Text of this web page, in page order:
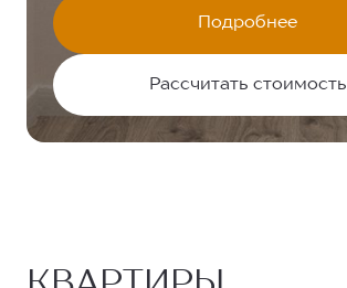
Подробнее
Рассчитать стоимость